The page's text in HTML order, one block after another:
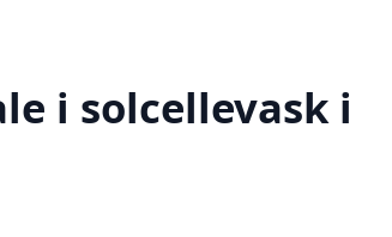
i solcellevask i